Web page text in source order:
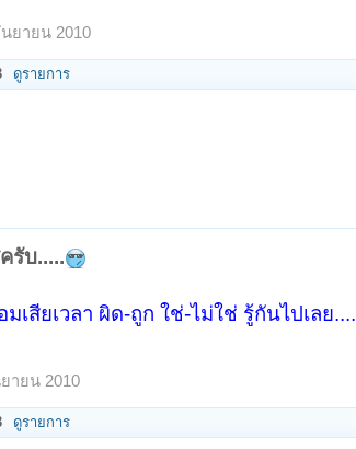
ยายน 2010
ดูรายการ
รับ.....
เสียเวลา ผิด-ถูก ใช่-ไม่ใช่ รู้กันไปเลย
ายน 2010
ดูรายการ